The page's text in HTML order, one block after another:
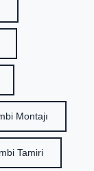
Montajı
Tamiri